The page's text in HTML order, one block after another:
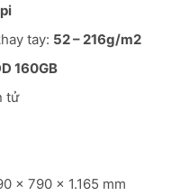
tay: 52 – 216g/m2
160GB
tử
x 790 x 1.165 mm